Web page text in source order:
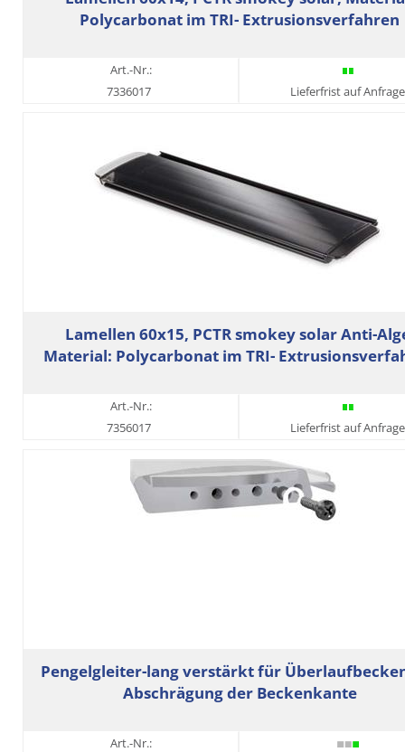
Polycarbonat im TRI- Extrusionsverfahren
Art.-Nr.:
7336017
Lieferfrist auf Anfrage
Lamellen 60x15, PCTR smokey solar Anti-
Material: Polycarbonat im TRI-
Art.-Nr.:
7356017
Lieferfrist auf Anfrage
Pengelgleiter-lang verstärkt für
Abschrägung der Beckenkante
Art.-Nr.: